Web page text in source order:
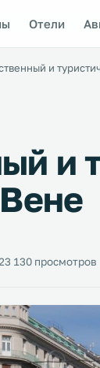
Отели
и
и
130 просмотров